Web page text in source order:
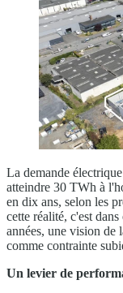
La demande
atteindre 30 TWh à
en dix ans, selon les
cette réalité, c'est
années, une vision de
comme contrainte
Un levier de